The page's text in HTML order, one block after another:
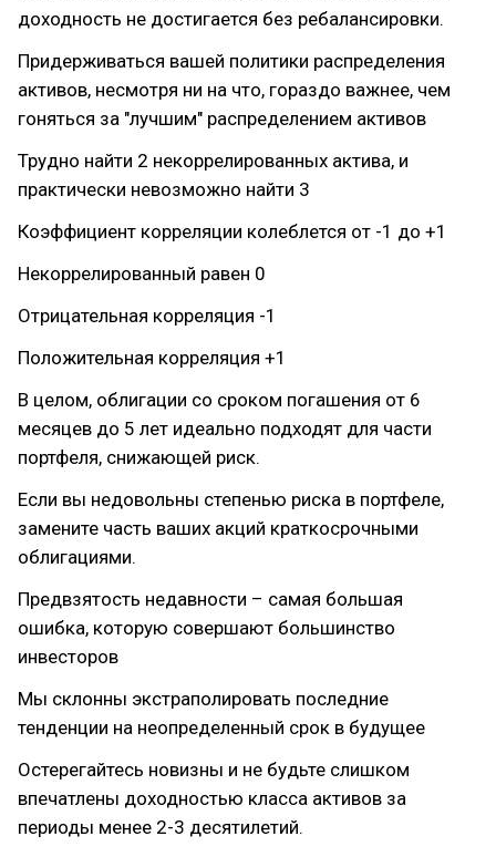
доходность не достигается без ребалансировки.
Придерживаться вашей политики распределения
активов, несмотря ни на что, гораздо важнее, чем
гоняться за "лучшим" распределением активов
Трудно найти 2 некоррелированных актива, и
практически невозможно найти 3
Коэффициент корреляции колеблется от -1 до +1
Некоррелированный равен 0
Отрицательная корреляция -1
Положительная корреляция +1
В целом, облигации со сроком погашения от 6
месяцев до 5 лет идеально подходят для части
портфеля, снижающей риск.
Если вы недовольны степенью риска в портфеле,
замените часть ваших акций краткосрочными
облигациями.
Предвзятость недавности – самая большая
ошибка, которую совершают большинство
инвесторов
Мы склонны экстраполировать последние
тенденции на неопределенный срок в будущее
Остерегайтесь новизны и не будьте слишком
впечатлены доходностью класса активов за
периоды менее 2-3 десятилетий.